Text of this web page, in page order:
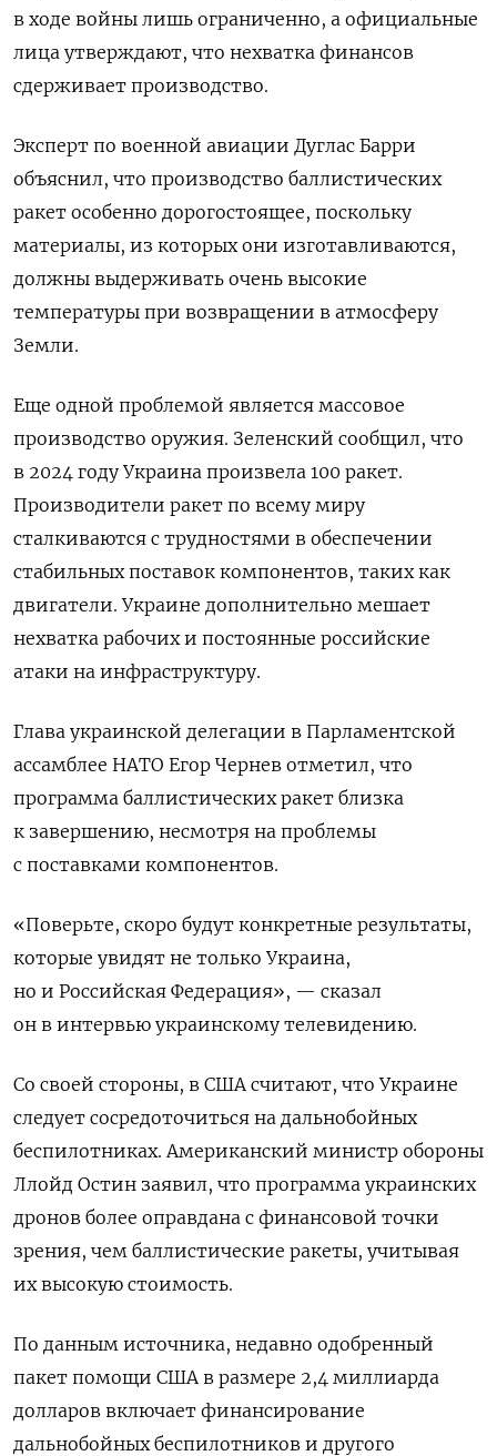
в ходе войны лишь ограниченно, а официальные
лица утверждают, что нехватка финансов
сдерживает производство.
Эксперт по военной авиации Дуглас Барри
объяснил, что производство баллистических
ракет особенно дорогостоящее, поскольку
материалы, из которых они изготавливаются,
должны выдерживать очень высокие
температуры при возвращении в атмосферу
Земли.
Еще одной проблемой является массовое
производство оружия. Зеленский сообщил, что
в 2024 году Украина произвела 100 ракет.
Производители ракет по всему миру
сталкиваются с трудностями в обеспечении
стабильных поставок компонентов, таких как
двигатели. Украине дополнительно мешает
нехватка рабочих и постоянные российские
атаки на инфраструктуру.
Глава украинской делегации в Парламентской
ассамблее НАТО Егор Чернев отметил, что
программа баллистических ракет близка
к завершению, несмотря на проблемы
с поставками компонентов.
«Поверьте, скоро будут конкретные результаты,
которые увидят не только Украина,
но и Российская Федерация», — сказал
он в интервью украинскому телевидению.
Со своей стороны, в США считают, что Украине
следует сосредоточиться на дальнобойных
беспилотниках. Американский министр обороны
Ллойд Остин заявил, что программа украинских
дронов более оправдана с финансовой точки
зрения, чем баллистические ракеты, учитывая
их высокую стоимость.
По данным источника, недавно одобренный
пакет помощи США в размере 2,4 миллиарда
долларов включает финансирование
дальнобойных беспилотников и другого